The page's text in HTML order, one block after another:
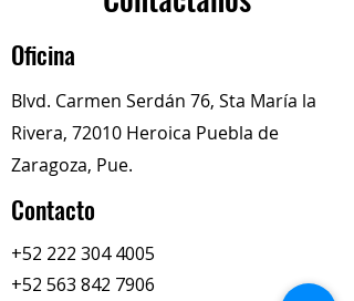
precisión y operación confiable del
Oficina
Blvd. Carmen Serdán 76, Sta María la
Rivera, 72010 Heroica Puebla de
Zaragoza, Pue.
Contacto
+52 222 304 4005
+52 563 842 7906